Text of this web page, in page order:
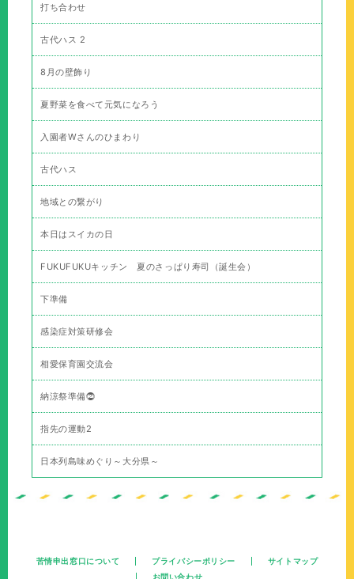
打ち合わせ
古代ハス 2
8月の壁飾り
夏野菜を食べて元気になろう
入園者Wさんのひまわり
古代ハス
地域との繋がり
本日はスイカの日
FUKUFUKUキッチン 夏のさっぱり寿司（誕生会）
下準備
感染症対策研修会
相愛保育園交流会
納涼祭準備⓶
指先の運動2
日本列島味めぐり～大分県～
苦情申出窓口について プライバシーポリシー
サイトマップ
お問い合わせ